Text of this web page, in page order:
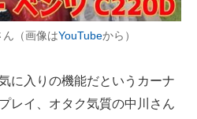
（画像はYouTubeから）
に入りの機能だというカーナ
レイ、オタク気質の中川さん